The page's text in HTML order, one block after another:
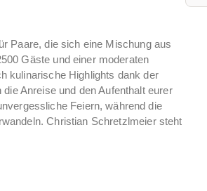
Paare, die sich eine Mischung aus
Gäste und einer moderaten
kulinarische Highlights dank der
Anreise und den Aufenthalt eurer
Feiern, während die
Christian Schretzlmeier steht